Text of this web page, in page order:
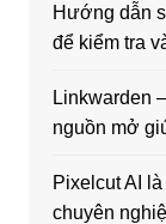
Hướng dẫn
để kiểm tra
Linkwarden
nguồn mở
Pixelcut AI
chuyên